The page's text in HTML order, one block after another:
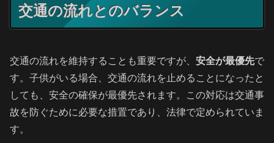
交通の流れとのバランス
交通の流れを維持することも重要ですが、 安全が最優先で
す。子供がいる場合、交通の流れを止めることになったと
しても、安全の確保が最優先されます。この対応は交通事
故を防ぐために必要な措置であり、法律で定められていま
す。